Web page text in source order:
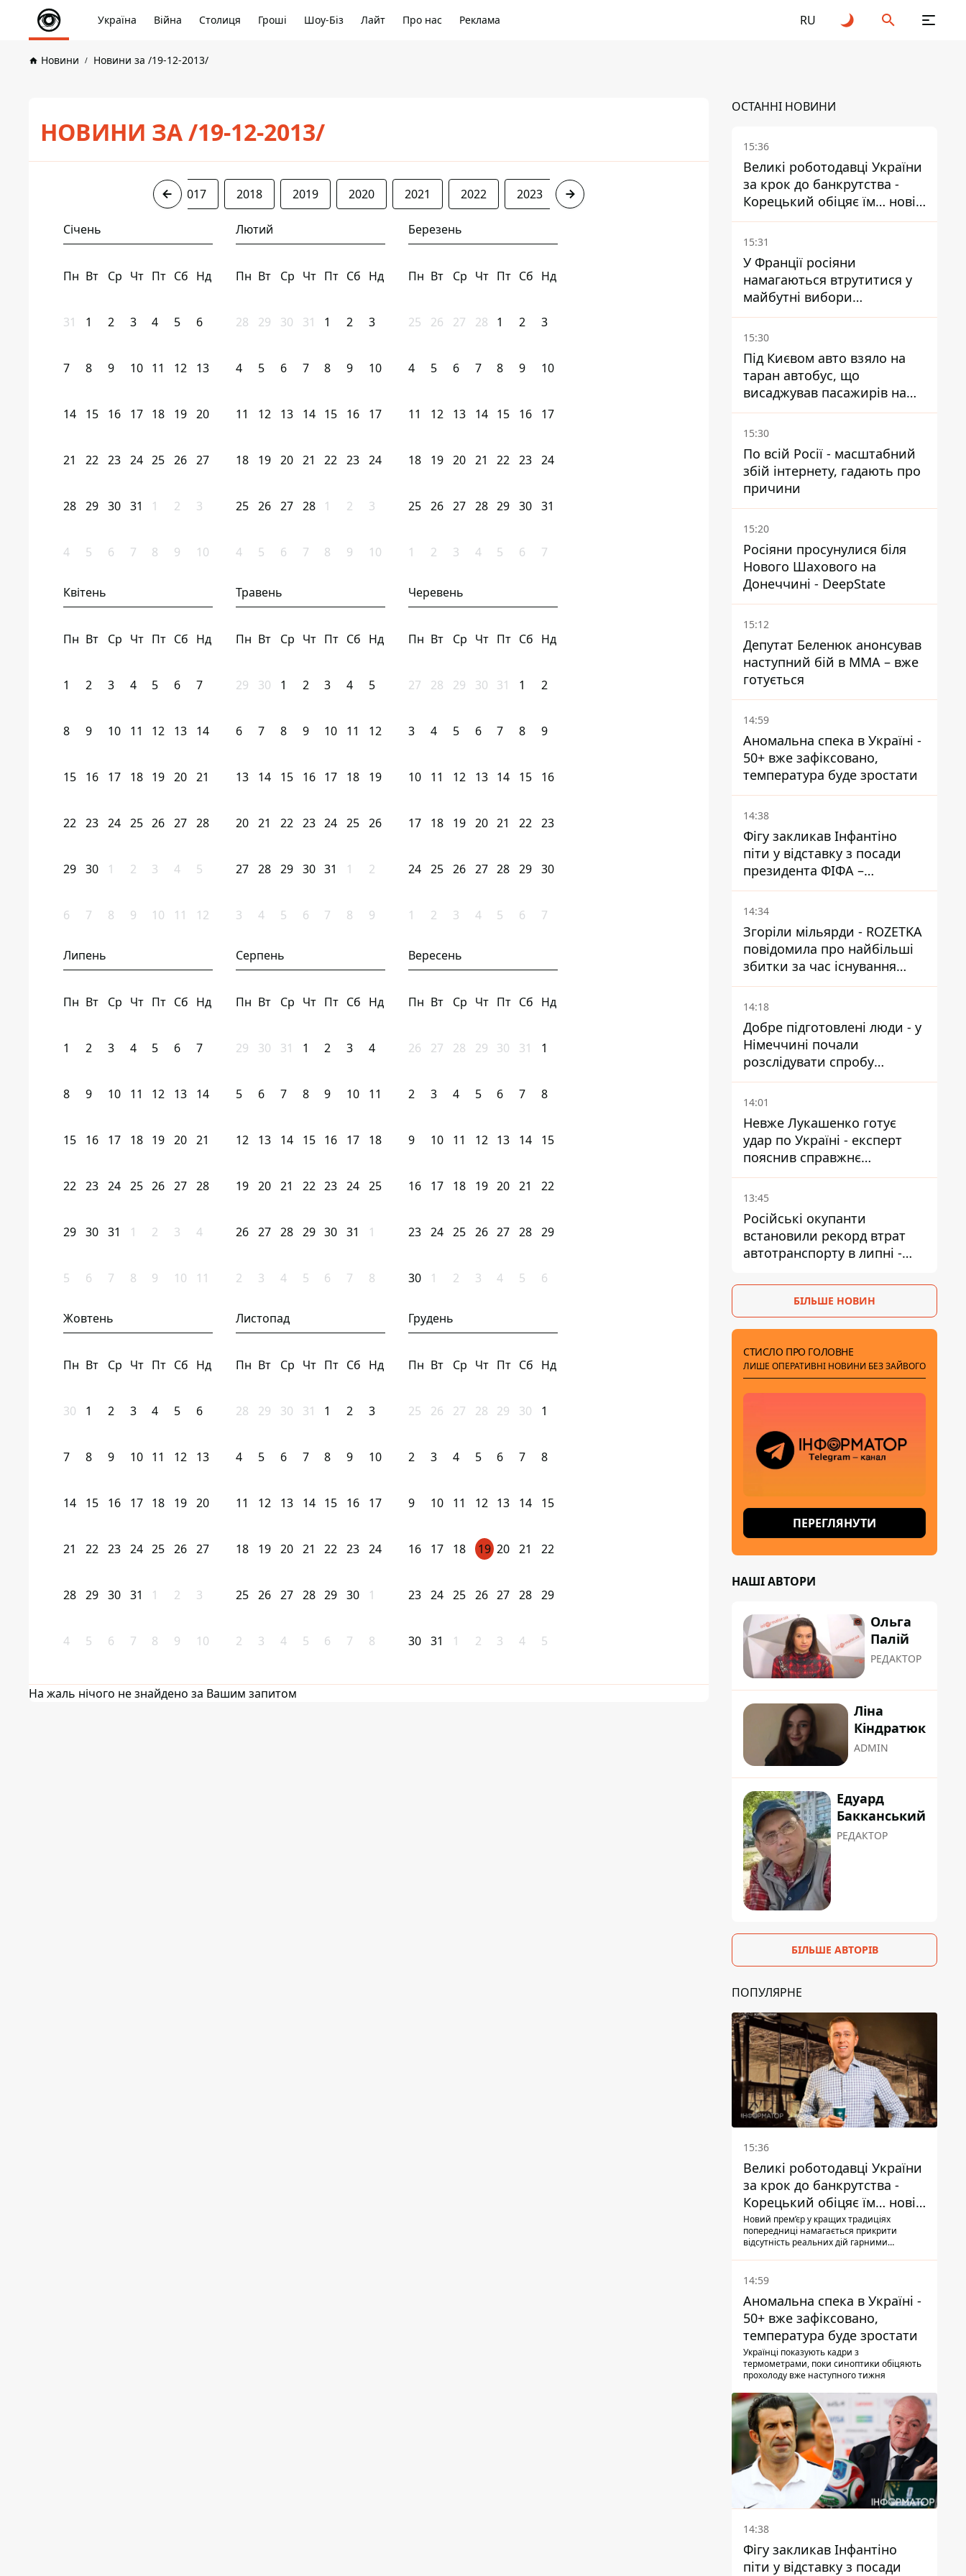
Україна Війна Столиця Гроші Шоу-Біз Лайт Про нас Реклама RU
Новини Новини за /19-12-2013/
НОВИНИ ЗА /19-12-2013/
2017 2018 2019 2020 2021 2022 2023 2024
Січень
Пн Вт Ср Чт Пт Сб Нд
31 1 2 3 4 5 6
7 8 9 10 11 12 13
14 15 16 17 18 19 20
21 22 23 24 25 26 27
28 29 30 31 1 2 3
4 5 6 7 8 9 10
Лютий
Пн Вт Ср Чт Пт Сб Нд
28 29 30 31 1 2 3
4 5 6 7 8 9 10
11 12 13 14 15 16 17
18 19 20 21 22 23 24
25 26 27 28 1 2 3
4 5 6 7 8 9 10
Березень
Пн Вт Ср Чт Пт Сб Нд
25 26 27 28 1 2 3
4 5 6 7 8 9 10
11 12 13 14 15 16 17
18 19 20 21 22 23 24
25 26 27 28 29 30 31
1 2 3 4 5 6 7
Квітень
Пн Вт Ср Чт Пт Сб Нд
1 2 3 4 5 6 7
8 9 10 11 12 13 14
15 16 17 18 19 20 21
22 23 24 25 26 27 28
29 30 1 2 3 4 5
6 7 8 9 10 11 12
Травень
Пн Вт Ср Чт Пт Сб Нд
29 30 1 2 3 4 5
6 7 8 9 10 11 12
13 14 15 16 17 18 19
20 21 22 23 24 25 26
27 28 29 30 31 1 2
3 4 5 6 7 8 9
Черевень
Пн Вт Ср Чт Пт Сб Нд
27 28 29 30 31 1 2
3 4 5 6 7 8 9
10 11 12 13 14 15 16
17 18 19 20 21 22 23
24 25 26 27 28 29 30
1 2 3 4 5 6 7
Липень
Пн Вт Ср Чт Пт Сб Нд
1 2 3 4 5 6 7
8 9 10 11 12 13 14
15 16 17 18 19 20 21
22 23 24 25 26 27 28
29 30 31 1 2 3 4
5 6 7 8 9 10 11
Серпень
Пн Вт Ср Чт Пт Сб Нд
29 30 31 1 2 3 4
5 6 7 8 9 10 11
12 13 14 15 16 17 18
19 20 21 22 23 24 25
26 27 28 29 30 31 1
2 3 4 5 6 7 8
Вересень
Пн Вт Ср Чт Пт Сб Нд
26 27 28 29 30 31 1
2 3 4 5 6 7 8
9 10 11 12 13 14 15
16 17 18 19 20 21 22
23 24 25 26 27 28 29
30 1 2 3 4 5 6
Жовтень
Пн Вт Ср Чт Пт Сб Нд
30 1 2 3 4 5 6
7 8 9 10 11 12 13
14 15 16 17 18 19 20
21 22 23 24 25 26 27
28 29 30 31 1 2 3
4 5 6 7 8 9 10
Листопад
Пн Вт Ср Чт Пт Сб Нд
28 29 30 31 1 2 3
4 5 6 7 8 9 10
11 12 13 14 15 16 17
18 19 20 21 22 23 24
25 26 27 28 29 30 1
2 3 4 5 6 7 8
Грудень
Пн Вт Ср Чт Пт Сб Нд
25 26 27 28 29 30 1
2 3 4 5 6 7 8
9 10 11 12 13 14 15
16 17 18 19 20 21 22
23 24 25 26 27 28 29
30 31 1 2 3 4 5
На жаль нічого не знайдено за Вашим запитом
ОСТАННІ НОВИНИ
15:36
Великі роботодавці України
за крок до банкрутства -
Корецький обіцяє їм… нові
склади
15:31
У Франції росіяни
намагаються втрутитися у
майбутні вибори
президента завдяки ботам
15:30
Під Києвом авто взяло на
таран автобус, що
висаджував пасажирів на
зупинці - пасажирка в
лікарні
15:30
По всій Росії - масштабний
збій інтернету, гадають про
причини
15:20
Росіяни просунулися біля
Нового Шахового на
Донеччині - DeepState
15:12
Депутат Беленюк анонсував
наступний бій в ММА – вже
готується
14:59
Аномальна спека в Україні -
50+ вже зафіксовано,
температура буде зростати
14:38
Фігу закликав Інфантіно
піти у відставку з посади
президента ФІФА –
врятувати футбол ще не
пізно
14:34
Згоріли мільярди - ROZETKA
повідомила про найбільші
збитки за час існування
компанії
14:18
Добре підготовлені люди - у
Німеччині почали
розслідувати спробу
вдарити дроном по
українському літаку на
14:01
Невже Лукашенко готує
удар по Україні - експерт
пояснив справжнє
призначення нової
гомельської бригади
13:45
Російські окупанти
встановили рекорд втрат
автотранспорту в липні -
БІЛЬШЕ НОВИН
СТИСЛО ПРО ГОЛОВНЕ
ЛИШЕ ОПЕРАТИВНІ НОВИНИ БЕЗ ЗАЙВОГО
ПЕРЕГЛЯНУТИ
НАШІ АВТОРИ
Ольга
Палій
РЕДАКТОР
Ліна
Кіндратюк
ADMIN
Едуард
Бакканський
РЕДАКТОР
БІЛЬШЕ АВТОРІВ
ПОПУЛЯРНЕ
15:36
Великі роботодавці України
за крок до банкрутства -
Корецький обіцяє їм… нові
склади
Новий прем’єр у кращих традиціях
попередниці намагається прикрити
відсутність реальних дій гарними
14:59
Аномальна спека в Україні -
50+ вже зафіксовано,
температура буде зростати
Українці показують кадри з
термометрами, поки синоптики обіцяють
прохолоду вже наступного тижня
14:38
Фігу закликав Інфантіно
піти у відставку з посади